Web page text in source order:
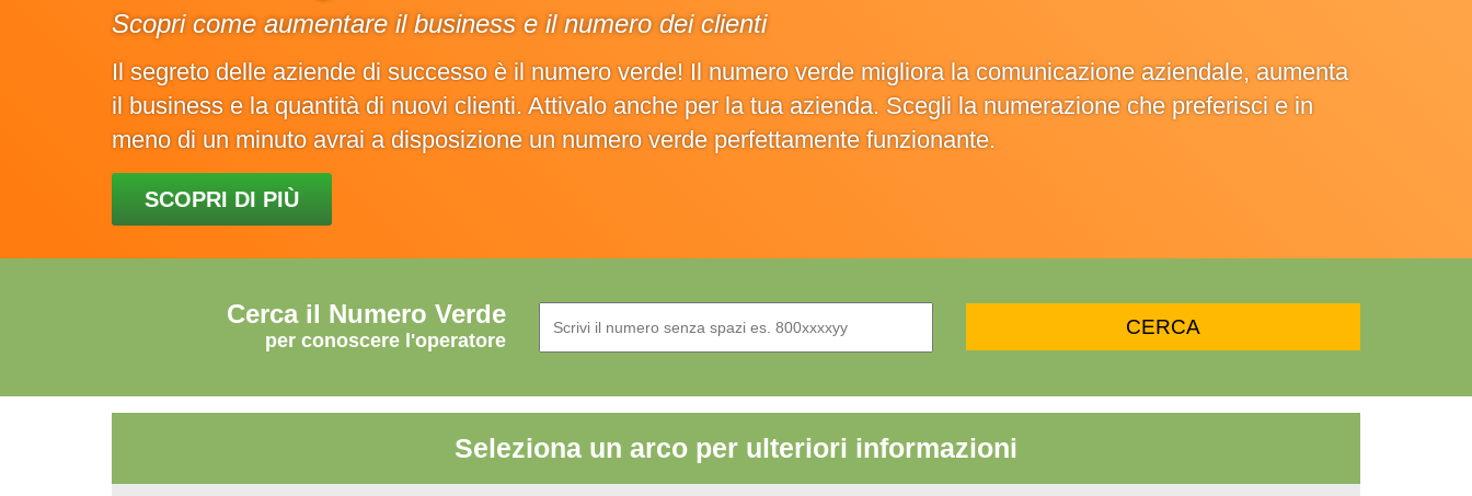
Scopri come aumentare il business e il numero dei clienti
Il segreto delle aziende di successo è il numero verde! Il numero verde migliora la comunicazione aziendale, aumenta
il business e la quantità di nuovi clienti. Attivalo anche per la tua azienda. Scegli la numerazione che preferisci e in
meno di un minuto avrai a disposizione un numero verde perfettamente funzionante.
SCOPRI DI PIÙ
Cerca il Numero Verde
per conoscere l'operatore
Seleziona un arco per ulteriori informazioni